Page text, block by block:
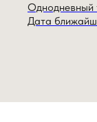
Однодневный
Дата